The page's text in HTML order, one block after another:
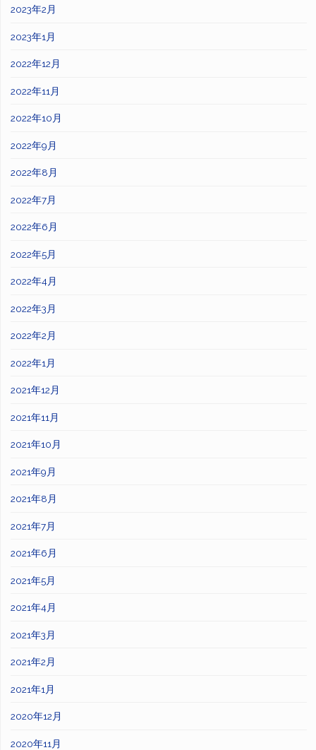
2023年2月
2023年1月
2022年12月
2022年11月
2022年10月
2022年9月
2022年8月
2022年7月
2022年6月
2022年5月
2022年4月
2022年3月
2022年2月
2022年1月
2021年12月
2021年11月
2021年10月
2021年9月
2021年8月
2021年7月
2021年6月
2021年5月
2021年4月
2021年3月
2021年2月
2021年1月
2020年12月
2020年11月